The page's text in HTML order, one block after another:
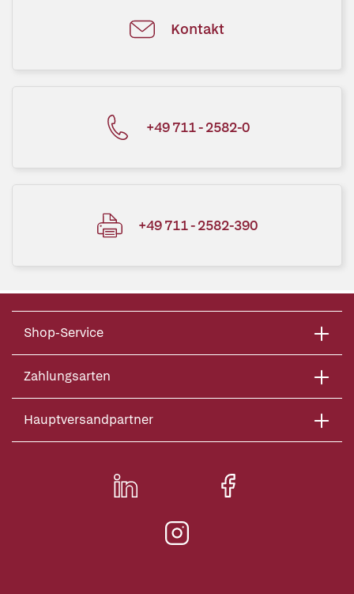
Kontakt
+49 711 - 2582-0
+49 711 - 2582-390
Shop-Service
Zahlungsarten
Hauptversandpartner